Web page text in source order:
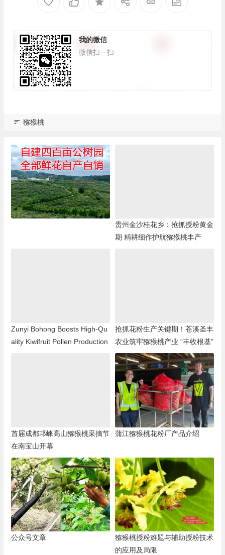
我的微信
微信扫一扫
猕猴桃
贵州金沙桂花乡：抢抓授粉黄金
期 精耕细作护航猕猴桃丰产
Zunyi Bohong Boosts High-Qu
ality Kiwifruit Pollen Production
抢抓花粉生产关键期！苍溪圣丰
农业筑牢猕猴桃产业 “丰收根基”
首届成都邛崃高山猕猴桃采摘节
在南宝山开幕
蒲江猕猴桃花粉厂产品介绍
公众号文章
猕猴桃授粉难题与辅助授粉技术
的应用及局限